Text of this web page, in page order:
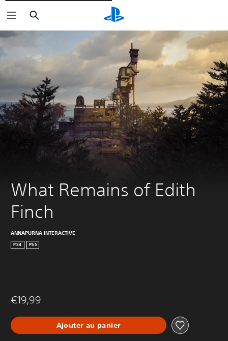
Rechercher
What Remains of Edith
Finch
ANNAPURNA INTERACTIVE
PS4 PS5
€19,99
Ajouter au panier